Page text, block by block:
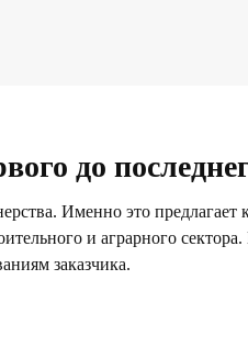
до
Именно это
и аграрного
заказчика.